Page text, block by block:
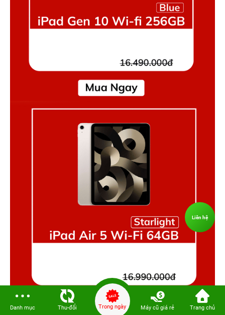
Danh mục Thu-đổi Trong ngày Máy cũ giá rẻ Trang chủ
Liên hệ